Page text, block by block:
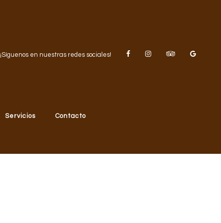
¡Síguenos en nuestras redes sociales!
Servicios Contacto